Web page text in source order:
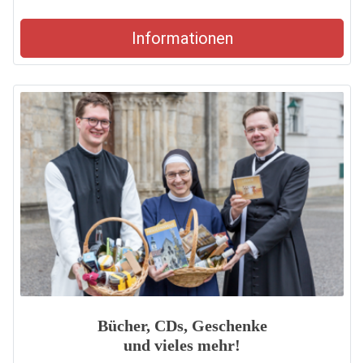
Informationen
Bücher, CDs, Geschenke
und vieles mehr!